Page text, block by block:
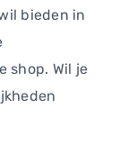
bieden in
shop. Wil je